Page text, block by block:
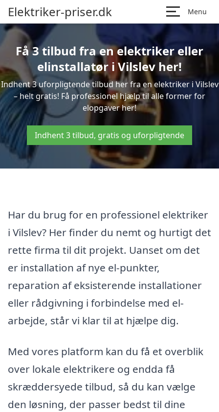
Elektriker-priser.dk Menu
Få 3 tilbud fra en elektriker eller
elinstallatør i Vilslev her!
Indhent 3 uforpligtende tilbud her fra en elektriker i Vilslev
– helt gratis! Få professionel hjælp til alle former for
elopgaver her!
Indhent 3 tilbud, gratis og uforpligtende
Har du brug for en professionel elektriker
i Vilslev? Her finder du nemt og hurtigt det
rette firma til dit projekt. Uanset om det
er installation af nye el-punkter,
reparation af eksisterende installationer
eller rådgivning i forbindelse med el-
arbejde, står vi klar til at hjælpe dig.
Med vores platform kan du få et overblik
over lokale elektrikere og endda få
skræddersyede tilbud, så du kan vælge
den løsning, der passer bedst til dine